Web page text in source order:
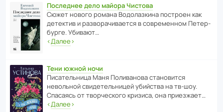
Последнее дело майора Чистова
Сюжет нового романа Водо­ла­з­кина пост­роен как
дете­ктив и разво­ра­чи­ва­ется в совре­менном Пете­р­
бурге. Убивают…
‹Далее›
Тени южной ночи
Писа­тель­ница Маня Поли­ва­нова стано­вится
невольной свиде­тель­ницей убийства на тв-шоу.
Спасаясь от твор­че­с­кого кризиса, она приезжает…
‹Далее›